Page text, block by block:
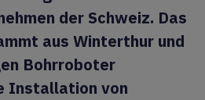
der Schweiz. Das
aus Winterthur und
Bohrroboter
Installation von